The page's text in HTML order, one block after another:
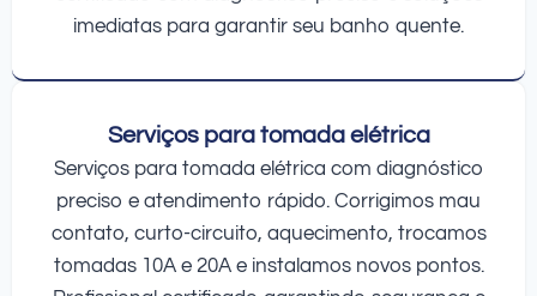
imediatas para garantir seu banho quente.
Serviços para tomada elétrica
Serviços para tomada elétrica com diagnóstico
preciso e atendimento rápido. Corrigimos mau
contato, curto-circuito, aquecimento, trocamos
tomadas 10A e 20A e instalamos novos pontos.